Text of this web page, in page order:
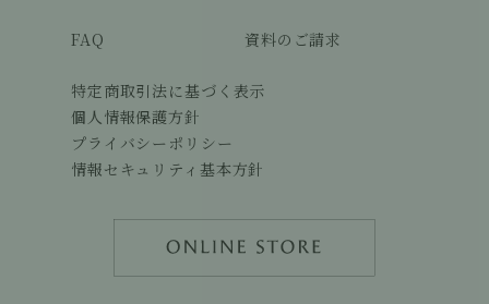
FAQ 資料のご請求
特定商取引法に基づく表示
個人情報保護方針
プライバシーポリシー
情報セキュリティ基本方針